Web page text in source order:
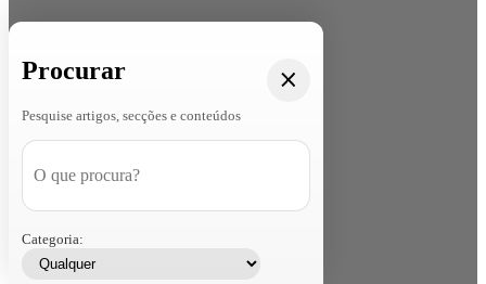
Procurar
Pesquise artigos, secções e conteúdos
Categoria: